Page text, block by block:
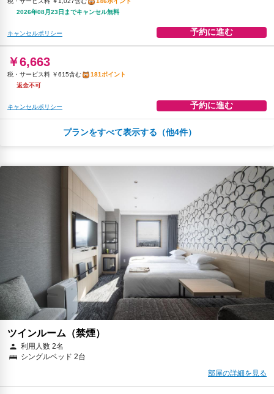
2026年08月23日までキャンセル無料
キャンセルポリシー 予約に進む
￥6,663
税・サービス料 ￥615含む
181ポイント
返金不可
キャンセルポリシー 予約に進む
予約に進む
税・サービス料 ￥1,232含む
176ポイント
2026年08月23日までキャンセル無料
予約に進む
朝食 無料WiFi
￥8,061
税・サービス料 ￥744含む
219ポイント
キャンセルポリシー
朝食 無料WiFi
プランをすべて表示する（他4件）
ツインルーム（禁煙）
利用人数 2名
シングルベッド 2台
部屋の詳細を見る